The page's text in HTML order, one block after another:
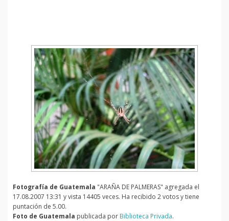
Fotografía de Guatemala "ARAÑA DE PALMERAS" agregada el
17.08.2007 13:31 y vista 14405 veces. Ha recibido 2 votos y tiene
puntación de 5.00.
Foto de Guatemala publicada porBiblioteca Privada.